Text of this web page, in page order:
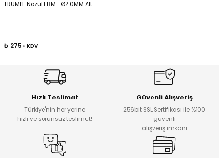
TRUMPF Nozul EBM -Ø2.0MM Alt.
₺ 275 + KDV
Hızlı Teslimat
Türkiye'nin her yerine
hızlı ve sorunsuz teslimat!
Güvenli Alışveriş
256bit SSL Sertifikası ile %100
güvenli
alışveriş imkanı